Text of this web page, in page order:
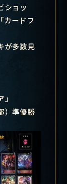
ショッ
カードフ
が多数見
）準優勝